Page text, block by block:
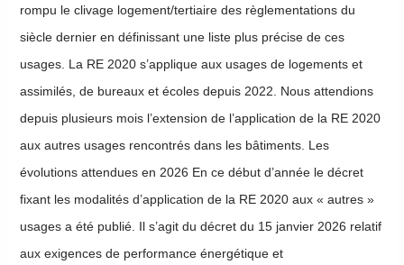
rompu le clivage logement/tertiaire des règlementations du
siècle dernier en définissant une liste plus précise de ces
usages. La RE 2020 s’applique aux usages de logements et
assimilés, de bureaux et écoles depuis 2022. Nous attendions
depuis plusieurs mois l’extension de l’application de la RE 2020
aux autres usages rencontrés dans les bâtiments. Les
évolutions attendues en 2026 En ce début d’année le décret
fixant les modalités d’application de la RE 2020 aux « autres »
usages a été publié. Il s’agit du décret du 15 janvier 2026 relatif
aux exigences de performance énergétique et